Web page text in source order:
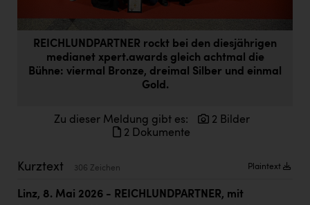
ERLUS AG
everfield
Fristads Austria
HIG Infomotion Group
IFE Austria GmbH
Immotech
REICHLUNDPARTNER rockt bei den diesjährigen
medianet xpert.awards gleich achtmal die
Bühne: viermal Bronze, dreimal Silber und einmal
Gold.
Zu dieser Meldung gibt es:
2 Bilder
2 Dokumente
Kurztext 306 Zeichen Plaintext
Linz, 8. Mai 2026 - REICHLUNDPARTNER, mit